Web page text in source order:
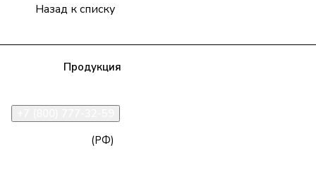
Назад к списку
Продукция
(РФ)